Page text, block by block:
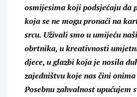
osmijesima koji podsjećaju da
koja se ne mogu pronaći na
srcu. Uživali smo u umijeću
obrtnika, u kreativnosti
djece, u glazbi koja je nosila
zajedništvu koje nas čini onima
Posebnu zahvalnost upućujem